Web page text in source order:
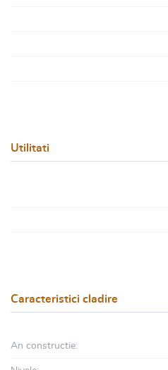
Utilitati
Caracteristici cladire
An constructie: